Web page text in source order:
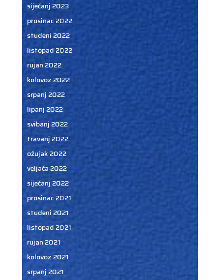
siječanj 2023
prosinac 2022
studeni 2022
listopad 2022
rujan 2022
kolovoz 2022
srpanj 2022
lipanj 2022
svibanj 2022
travanj 2022
ožujak 2022
veljača 2022
siječanj 2022
prosinac 2021
studeni 2021
listopad 2021
rujan 2021
kolovoz 2021
srpanj 2021